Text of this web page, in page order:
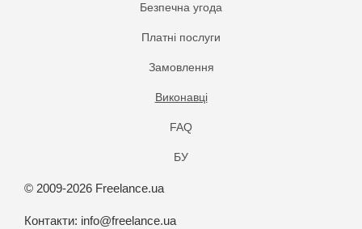
Безпечна угода
Платнi послуги
Замовлення
Виконавці
FAQ
БУ
© 2009-2026 Freelance.ua
Контакти: info@freelance.ua